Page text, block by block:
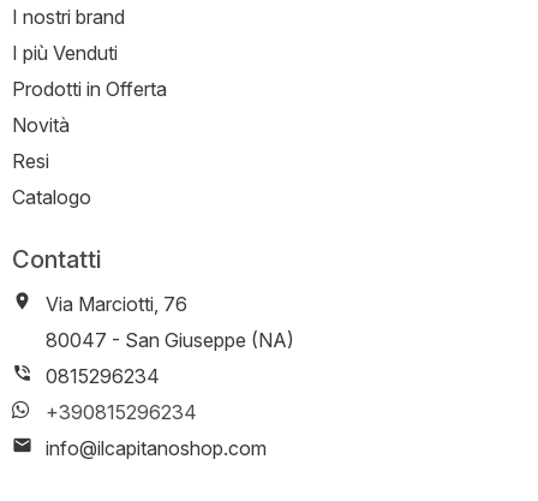
I nostri brand
I più Venduti
Prodotti in Offerta
Novità
Resi
Catalogo
Contatti
Via Marciotti, 76
-
80047 - San Giuseppe (NA)
0815296234
+390815296234
info@ilcapitanoshop.com